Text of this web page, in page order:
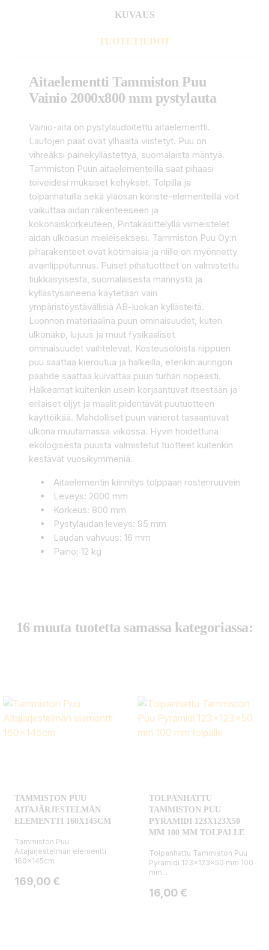
KUVAUS
TUOTETIEDOT
Aitaelementti Tammiston Puu
Vainio 2000x800 mm pystylauta
Vainio-aita on pystylaudoitettu aitaelementti.
Lautojen päät ovat ylhäältä viistetyt. Puu on
vihreäksi painekyllästettyä, suomalaista mäntyä.
Tammiston Puun aitaelementeillä saat pihaasi
toiveidesi mukaiset kehykset. Tolpilla ja
tolpanhatuilla sekä yläosan koriste-elementeillä voit
vaikuttaa aidan rakenteeseen ja
kokonaiskorkeuteen, Pintakäsittelyllä viimeistelet
aidan ulkoasun mieleiseksesi. Tammiston Puu Oy:n
piharakenteet ovat kotimaisia ja niille on myönnetty
avainlipputunnus. Puiset pihatuotteet on valmistettu
tiukkasyisestä, suomalaisesta männystä ja
kyllästysaineena käytetään vain
ympäristöystävällisiä AB-luokan kyllästeitä.
Luonnon materiaalina puun ominaisuudet, kuten
ulkonäkö, lujuus ja muut fysikaaliset
ominaisuudet vaihtelevat. Kosteusoloista riippuen
puu saattaa kieroutua ja halkeilla, etenkin auringon
paahde saattaa kuivattaa puun turhan nopeasti.
Halkeamat kuitenkin usein korjaantuvat itsestään ja
erilaiset öljyt ja maalit pidentävät puutuotteen
käyttöikää. Mahdolliset puun värierot tasaantuvat
ulkona muutamassa viikossa. Hyvin hoidettuna
ekologisesta puusta valmistetut tuotteet kuitenkin
kestävät vuosikymmeniä.
Aitaelementin kiinnitys tolppaan rosteriruuvein
Leveys: 2000 mm
Korkeus: 800 mm
Pystylaudan leveys: 95 mm
Laudan vahvuus: 16 mm
Paino: 12 kg
16 muuta tuotetta samassa kategoriassa:
TAMMISTON PUU
AITAJÄRJESTELMÄN
ELEMENTTI 160X145CM
Tammiston Puu
Aitajärjestelmän elementti
160x145cm
Hinta
169,00 €
TOLPANHATTU
TAMMISTON PUU
PYRAMIDI 123X123X50
MM 100 MM TOLPALLE
Tolpanhattu Tammiston Puu
Pyramidi 123x123x50 mm 100
mm...
Hinta
16,00 €